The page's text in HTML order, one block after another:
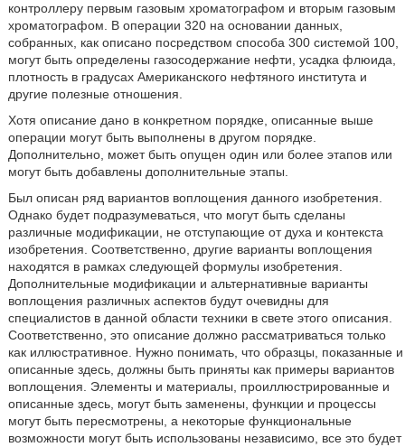
контроллеру первым газовым хроматографом и вторым газовым
хроматографом. В операции 320 на основании данных,
собранных, как описано посредством способа 300 системой 100,
могут быть определены газосодержание нефти, усадка флюида,
плотность в градусах Американского нефтяного института и
другие полезные отношения.
Хотя описание дано в конкретном порядке, описанные выше
операции могут быть выполнены в другом порядке.
Дополнительно, может быть опущен один или более этапов или
могут быть добавлены дополнительные этапы.
Был описан ряд вариантов воплощения данного изобретения.
Однако будет подразумеваться, что могут быть сделаны
различные модификации, не отступающие от духа и контекста
изобретения. Соответственно, другие варианты воплощения
находятся в рамках следующей формулы изобретения.
Дополнительные модификации и альтернативные варианты
воплощения различных аспектов будут очевидны для
специалистов в данной области техники в свете этого описания.
Соответственно, это описание должно рассматриваться только
как иллюстративное. Нужно понимать, что образцы, показанные и
описанные здесь, должны быть приняты как примеры вариантов
воплощения. Элементы и материалы, проиллюстрированные и
описанные здесь, могут быть заменены, функции и процессы
могут быть пересмотрены, а некоторые функциональные
возможности могут быть использованы независимо, все это будет